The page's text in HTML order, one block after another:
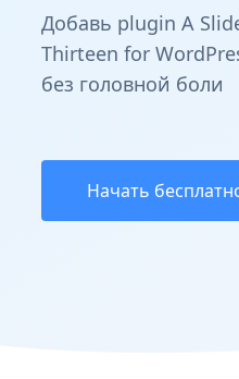
Добавь plugin A
Thirteen for
без головной боли
Начать